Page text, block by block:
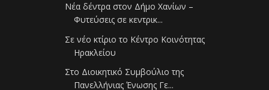
Νέα δέντρα στον Δήμο Χανίων –
Φυτεύσεις σε κεντρικ...
Σε νέο κτίριο το Κέντρο Κοινότητας
Ηρακλείου
Στο Διοικητικό Συμβούλιο της
Πανελλήνιας Ένωσης Γε...